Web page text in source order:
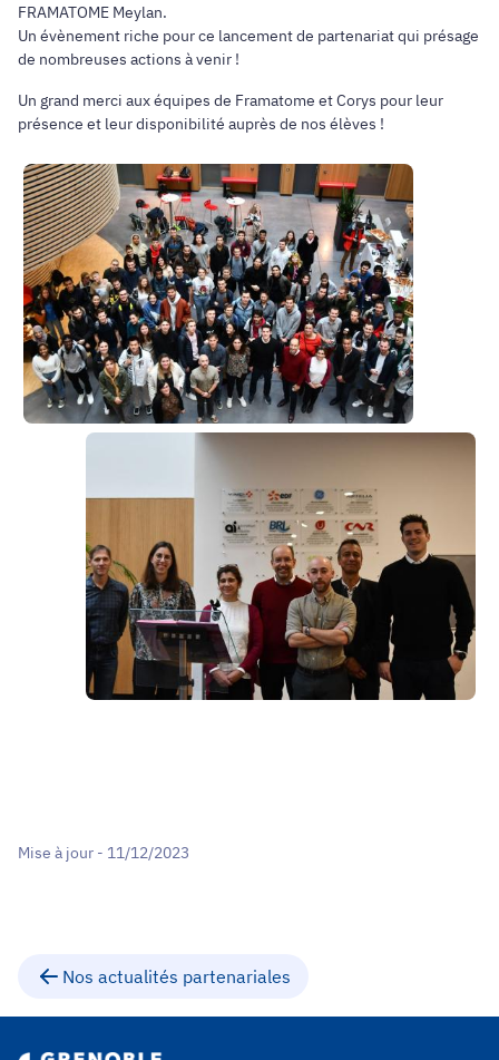
FRAMATOME Meylan.
Un évènement riche pour ce lancement de partenariat qui présage
de nombreuses actions à venir !
Un grand merci aux équipes de Framatome et Corys pour leur
présence et leur disponibilité auprès de nos élèves !
Mise à jour - 11/12/2023
Nos actualités partenariales